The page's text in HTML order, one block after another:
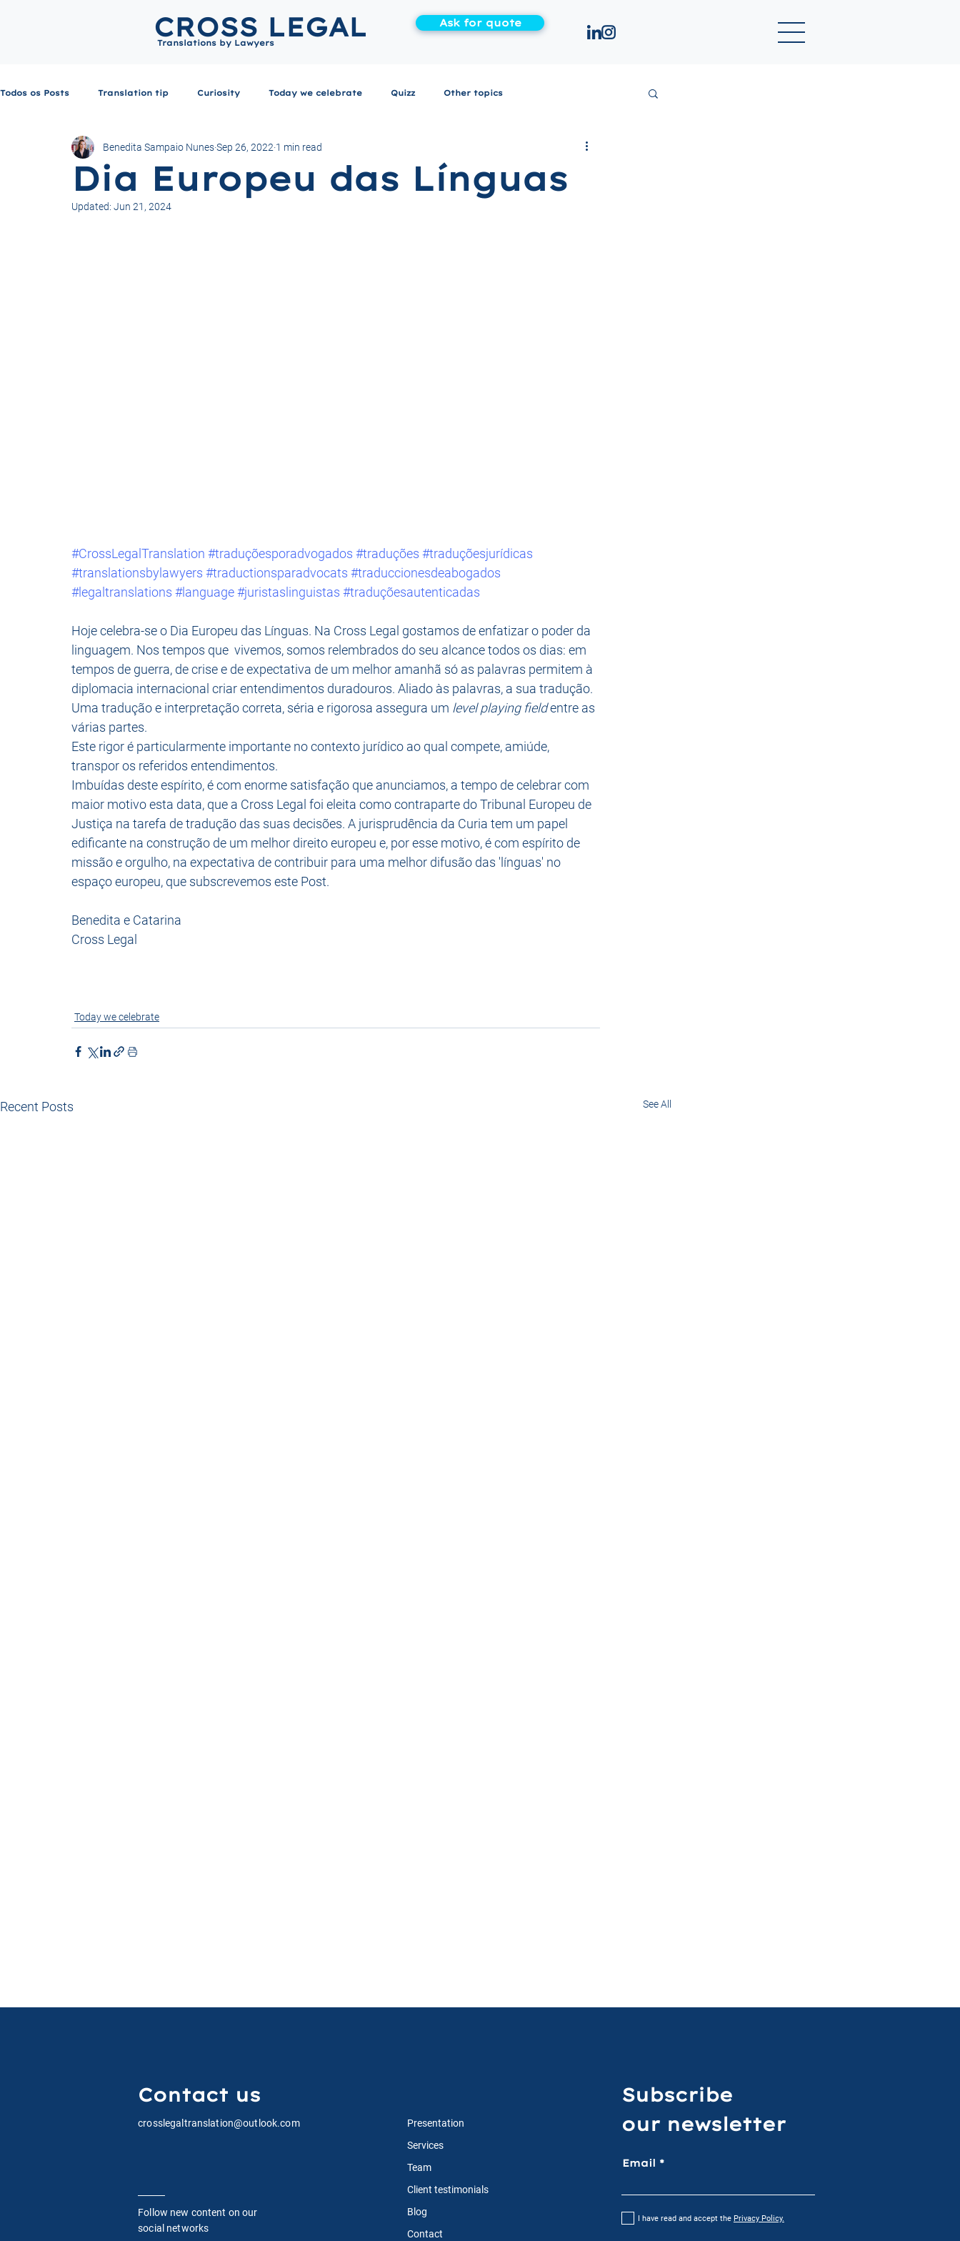
Translations by Lawyers
CROSS LEGAL Ask for quote
Todos os Posts Translation tip Curiosity Today we celebrate Quizz Other topics
Dia Europeu das Línguas
Benedita Sampaio NunesSep 26, 2022 1 min read
Updated: Jun 21, 2024
#CrossLegalTranslation #traduçõesporadvogados #traduções #traduçõesjurídicas
#translationsbylawyers #traductionsparadvocats #traduccionesdeabogados
#legaltranslations #language#juristaslinguistas #traduçõesautenticadas
Hoje celebra-se o Dia Europeu das Línguas. Na Cross Legal gostamos de enfatizar o poder da
linguagem. Nos tempos que  vivemos, somos relembrados do seu alcance todos os dias: em
tempos de guerra, de crise e de expectativa de um melhor amanhã só as palavras permitem à
diplomacia internacional criar entendimentos duradouros. Aliado às palavras, a sua tradução.
Uma tradução e interpretação correta, séria e rigorosa assegura um level playing field entre as
várias partes.
Este rigor é particularmente importante no contexto jurídico ao qual compete, amiúde,
transpor os referidos entendimentos.
Imbuídas deste espírito, é com enorme satisfação que anunciamos, a tempo de celebrar com
maior motivo esta data, que a Cross Legal foi eleita como contraparte do Tribunal Europeu de
Justiça na tarefa de tradução das suas decisões. A jurisprudência da Curia tem um papel
edificante na construção de um melhor direito europeu e, por esse motivo, é com espírito de
missão e orgulho, na expectativa de contribuir para uma melhor difusão das 'línguas' no
espaço europeu, que subscrevemos este Post.
Benedita e Catarina
Cross Legal
Today we celebrate
Recent Posts See All
Contact us
crosslegaltranslation@outlook.com
Follow new content on our
social networks
Presentation
Services
Team
Client testimonials
Blog
Contact
Subscribe
our newsletter
Email
I have read and accept the Privacy Policy.